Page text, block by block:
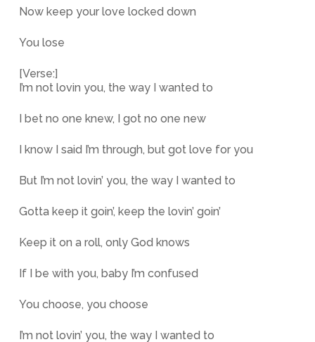
Now keep your love locked down
You lose
[Verse:]
I’m not lovin you, the way I wanted to
I bet no one knew, I got no one new
I know I said I’m through, but got love for you
But I’m not lovin’ you, the way I wanted to
Gotta keep it goin’, keep the lovin’ goin’
Keep it on a roll, only God knows
If I be with you, baby I’m confused
You choose, you choose
I’m not lovin’ you, the way I wanted to